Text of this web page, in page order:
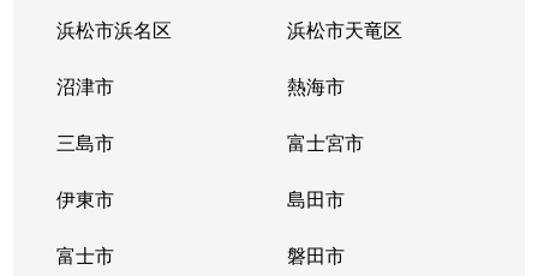
浜松市浜名区 浜松市天竜区
沼津市 熱海市
三島市 富士宮市
伊東市 島田市
富士市 磐田市